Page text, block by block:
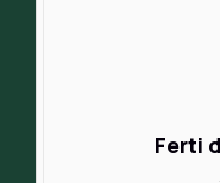
Ferti